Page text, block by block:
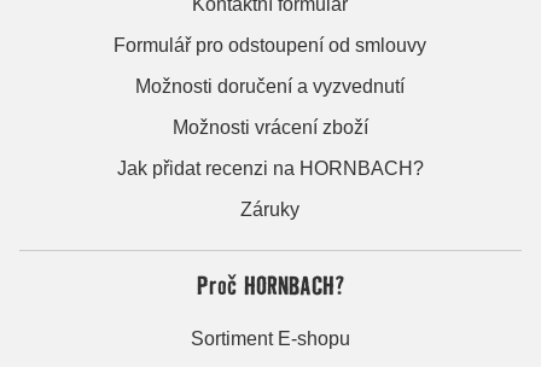
Formulář pro odstoupení od smlouvy
Možnosti doručení a vyzvednutí
Možnosti vrácení zboží
Jak přidat recenzi na HORNBACH?
Záruky
Proč HORNBACH?
Sortiment E-shopu